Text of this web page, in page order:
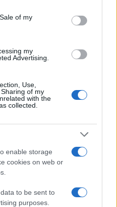
purposes in below Google
of my
my
Advertising.
Use,
of my
with the
collected.
enable storage
cookies on web or
to be sent to
purposes.
h
a
precedente
svela come fa